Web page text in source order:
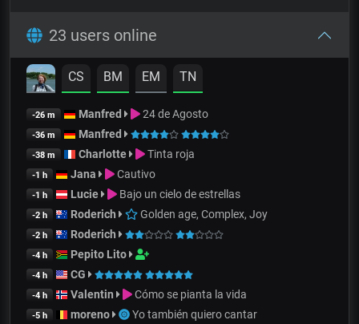
23 users online
CS BM EM TN
-26 m Manfred 24 de Agosto
-36 m Manfred
-38 m Charlotte Tinta roja
-1 h Jana Cautivo
-1 h Lucie Bajo un cielo de estrellas
-2 h Roderich Golden age, Complex, Joy
-2 h Roderich
-4 h Pepito Lito
-4 h CG
-4 h Valentin Cómo se pianta la vida
-5 h moreno Yo también quiero cantar